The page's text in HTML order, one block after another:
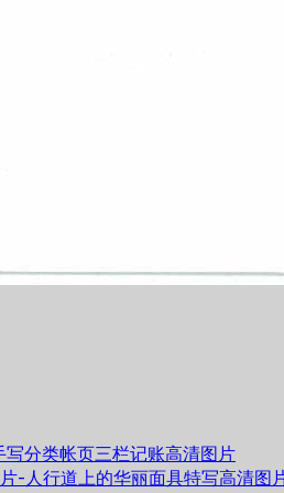
写分类帐页三栏记账高清图片
-人行道上的华丽面具特写高清图